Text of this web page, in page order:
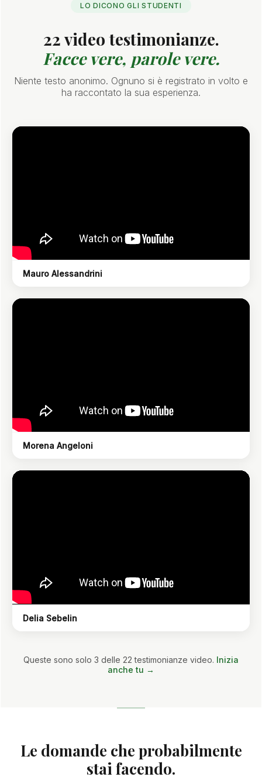
LO DICONO GLI STUDENTI
22 video testimonianze.
Facce vere, parole vere.
Niente testo anonimo. Ognuno si è registrato in volto e
ha raccontato la sua esperienza.
Mauro Alessandrini
Morena Angeloni
Delia Sebelin
Queste sono solo 3 delle 22 testimonianze video. Inizia
anche tu →
Le domande che probabilmente
stai facendo.